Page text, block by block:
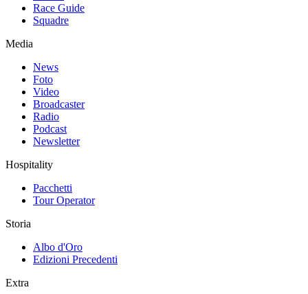
Race Guide
Squadre
Media
News
Foto
Video
Broadcaster
Radio
Podcast
Newsletter
Hospitality
Pacchetti
Tour Operator
Storia
Albo d'Oro
Edizioni Precedenti
Extra